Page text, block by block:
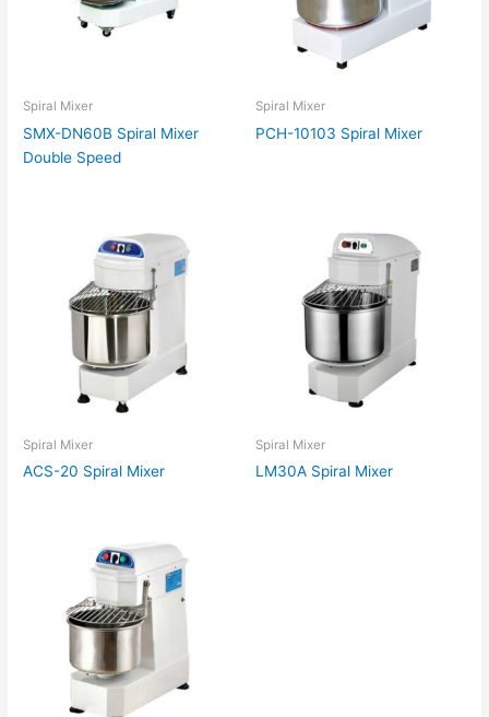
Spiral Mixer
SMX-DN60B Spiral Mixer
Double Speed
Spiral Mixer
PCH-10103 Spiral Mixer
Spiral Mixer
ACS-20 Spiral Mixer
Spiral Mixer
LM30A Spiral Mixer